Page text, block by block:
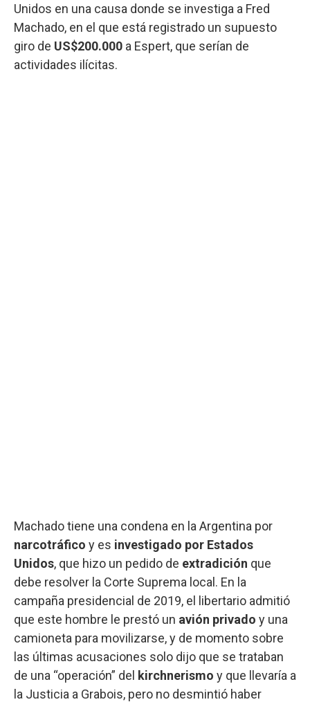
Unidos en una causa donde se investiga a Fred
Machado, en el que está registrado un supuesto
giro de US$200.000 a Espert, que serían de
actividades ilícitas.
Machado tiene una condena en la Argentina por
narcotráfico y es investigado por Estados
Unidos, que hizo un pedido de extradición que
debe resolver la Corte Suprema local. En la
campaña presidencial de 2019, el libertario admitió
que este hombre le prestó un avión privado y una
camioneta para movilizarse, y de momento sobre
las últimas acusaciones solo dijo que se trataban
de una “operación” del kirchnerismo y que llevaría a
la Justicia a Grabois, pero no desmintió haber